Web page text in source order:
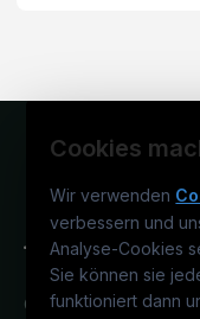
Cookies
Wir verwenden
verbessern und
Analyse-Cookies
Sie können sie
funktioniert dann
Österreichs